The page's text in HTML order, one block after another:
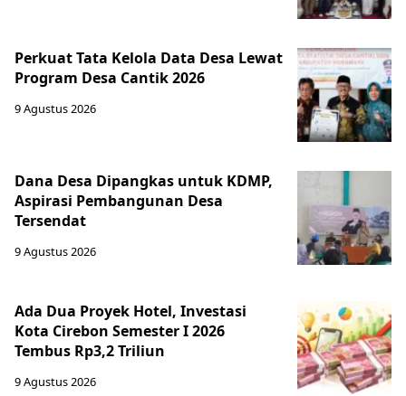
Perkuat Tata Kelola Data Desa Lewat
Program Desa Cantik 2026
9 Agustus 2026
Dana Desa Dipangkas untuk KDMP,
Aspirasi Pembangunan Desa
Tersendat
9 Agustus 2026
Ada Dua Proyek Hotel, Investasi
Kota Cirebon Semester I 2026
Tembus Rp3,2 Triliun
9 Agustus 2026